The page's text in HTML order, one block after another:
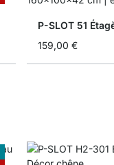
P-SLOT 51
159,00 €